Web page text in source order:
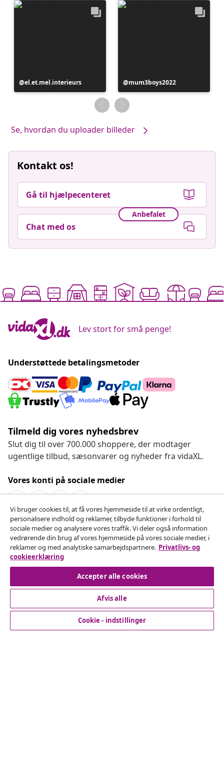
Opslag
offentliggjort
el.et.mel.interieurs
Opslag
offentliggjort
af
mum3boys2022
Se, hvordan du uploader billeder
Kontakt os!
Gå til hjælpecenteret
Anbefalet
Chat med os
Lev stort for små penge!
Understøttede betalingsmetoder
Tilmeld dig vores nyhedsbrev
Slut dig til over 700.000 shoppere, der modtager
ugentlige tilbud, sæsonvarer og nyheder fra vidaXL.
Vores konti på sociale medier
Fortryd køb
Indsend en anmodning om at fortryde din ordre.
Fortryd køb
Kundeservice
Vi bruger cookies til, at få vores hjemmeside til at virke ordentligt,
personalisere indhold og reklamer, tilbyde funktioner i forhold til
sociale medier og analysere vores traffik. Vi deler også information
vedrørende din brug af vores hjemmeside på vores sociale medier, i
reklamer og med analytiske samarbejdspartnere. Privatlivs- og
cookieerklæring
Accepter alle cookies
Afvis alle
Cookie - indstillinger